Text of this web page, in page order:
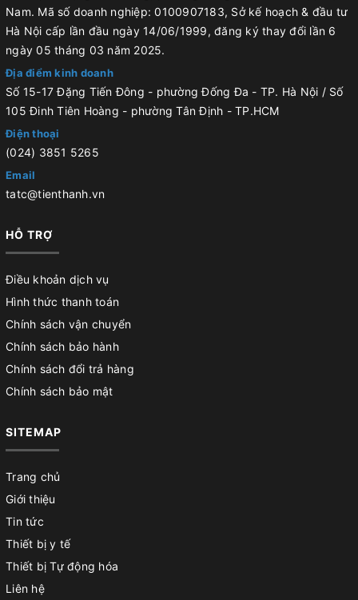
Nam. Mã số doanh nghiệp: 0100907183, Sở kế hoạch & đầu tư
Hà Nội cấp lần đầu ngày 14/06/1999, đăng ký thay đổi lần 6
ngày 05 tháng 03 năm 2025.
Địa điểm kinh doanh
Số 15-17 Đặng Tiến Đông - phường Đống Đa - TP. Hà Nội / Số
105 Đinh Tiên Hoàng - phường Tân Định - TP.HCM
Điện thoại
(024) 3851 5265
Email
tatc@tienthanh.vn
HỖ TRỢ
Điều khoản dịch vụ
Hình thức thanh toán
Chính sách vận chuyển
Chính sách bảo hành
Chính sách đổi trả hàng
Chính sách bảo mật
SITEMAP
Trang chủ
Giới thiệu
Tin tức
Thiết bị y tế
Thiết bị Tự động hóa
Liên hệ